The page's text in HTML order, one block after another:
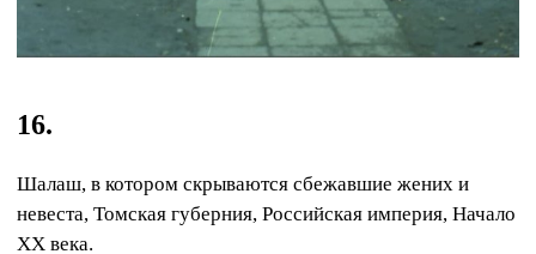
16.
Шалаш, в котором скрываются сбежавшие жених и
невеста, Томская губерния, Российская империя, Начало
XX века.